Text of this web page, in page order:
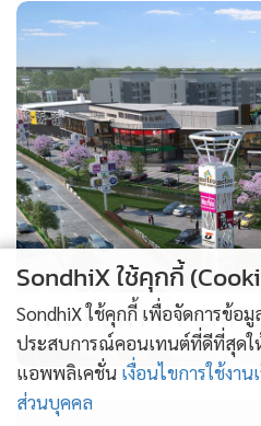
ข้อสอบและผลคะเเนน ของ มศว
เพียงเท่านี้ก็รู้ได้ในเวลาสั้นๆว่าใค
แค่นายอนุทินขอเเรงคณะไต่สวนอิ
ซิวปลาสร้อย เทียบเคียงคะเเนน
กาศออกมา คนที่ร่วมกระทำผิด ก็
ซัดทอดไปถึงต้นตอตัวการโกง รู้ผ
กระบวนการของ ปปช. ที่ทั้งล่าช้า
หากนายอนุทินยังเอาแต่ร้องเพลง
ยับเยินในสายตานานาชาติ ว่าระบ
สตาร์ท คือการสอบเเข่งขันบรรจุเ
PROPERTY
SondhiX ใช้คุกกี้
SondhiX ใช้คุกกี้ เพื่อจัดการข้อ
ประสบการณ์คอนเทนต์ที่ดีที่สุด
แอพพลิเคชั่น เงื่อนไขการใช้งาน
ส่วนบุคคล